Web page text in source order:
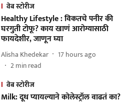
वेब स्टोरीज
Healthy Lifestyle : विकतचे पनीर की
घरगुती टोफू? काय खाणं आरोग्यासाठी
फायदेशीर, जाणून घ्या
Alisha Khedekar
17 hours ago
2min read
वेब स्टोरीज
Milk: दूध प्यायल्याने कोलेस्ट्रॉल वाढतं का?